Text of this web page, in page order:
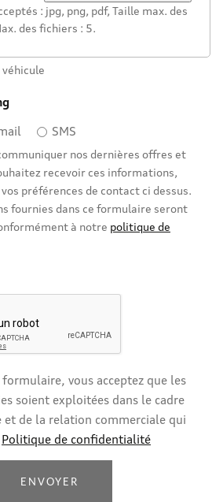
: jpg, png, pdf, Taille max. des
des fichiers : 5.
SMS
nos dernières offres et
recevoir ces informations,
préférences de contact ci dessus.
fournies dans ce formulaire seront
à notre politique de
vous acceptez que les
soient exploitées dans le cadre
et de la relation commerciale qui
Politique de confidentialité
ENVOYER